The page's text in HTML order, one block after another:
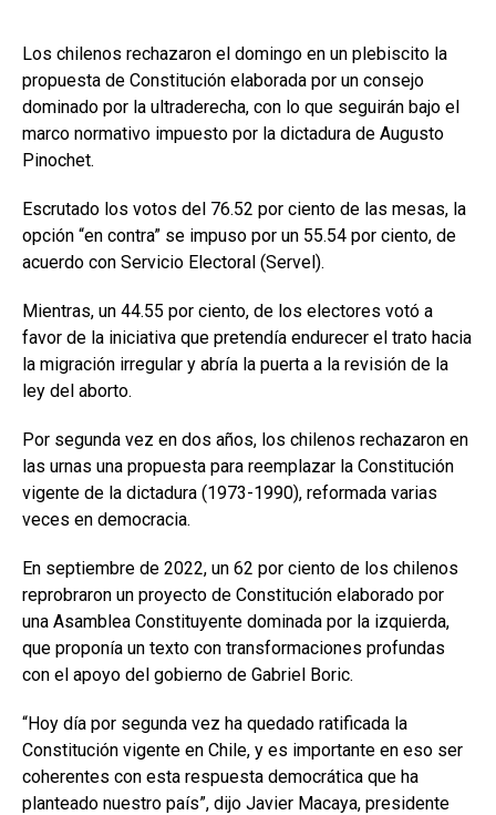
Los chilenos rechazaron el domingo en un plebiscito la
propuesta de Constitución elaborada por un consejo
dominado por la ultraderecha, con lo que seguirán bajo el
marco normativo impuesto por la dictadura de Augusto
Pinochet.
Escrutado los votos del 76.52 por ciento de las mesas, la
opción “en contra” se impuso por un 55.54 por ciento, de
acuerdo con Servicio Electoral (Servel).
Mientras, un 44.55 por ciento, de los electores votó a
favor de la iniciativa que pretendía endurecer el trato hacia
la migración irregular y abría la puerta a la revisión de la
ley del aborto.
Por segunda vez en dos años, los chilenos rechazaron en
las urnas una propuesta para reemplazar la Constitución
vigente de la dictadura (1973-1990), reformada varias
veces en democracia.
En septiembre de 2022, un 62 por ciento de los chilenos
reprobraron un proyecto de Constitución elaborado por
una Asamblea Constituyente dominada por la izquierda,
que proponía un texto con transformaciones profundas
con el apoyo del gobierno de Gabriel Boric.
“Hoy día por segunda vez ha quedado ratificada la
Constitución vigente en Chile, y es importante en eso ser
coherentes con esta respuesta democrática que ha
planteado nuestro país”, dijo Javier Macaya, presidente